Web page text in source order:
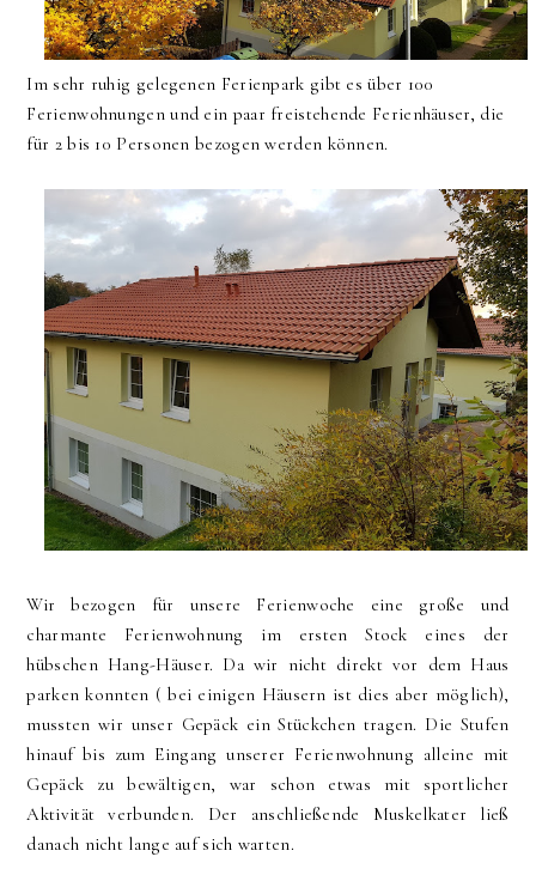
Im sehr ruhig gelegenen Ferienpark gibt es über 100
Ferienwohnungen und ein paar freistehende Ferienhäuser, die
für 2 bis 10 Personen bezogen werden können.
Wir bezogen für unsere Ferienwoche eine große und
charmante Ferienwohnung im ersten Stock eines der
hübschen Hang-Häuser. Da wir nicht direkt vor dem Haus
parken konnten ( bei einigen Häusern ist dies aber möglich),
mussten wir unser Gepäck ein Stückchen tragen. Die Stufen
hinauf bis zum Eingang unserer Ferienwohnung alleine mit
Gepäck zu bewältigen, war schon etwas mit sportlicher
Aktivität verbunden. Der anschließende Muskelkater ließ
danach nicht lange auf sich warten.